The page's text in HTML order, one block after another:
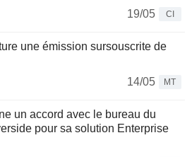
19/05
CI
une émission sursouscrite de
14/05
MT
un accord avec le bureau du
pour sa solution Enterprise